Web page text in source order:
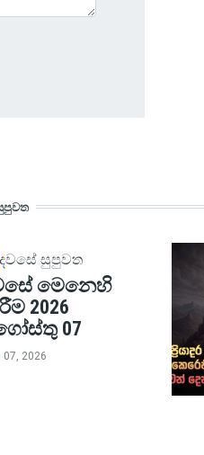
දවසේ සුපුවත
මෙනෙහි
2026
07
07, 2026